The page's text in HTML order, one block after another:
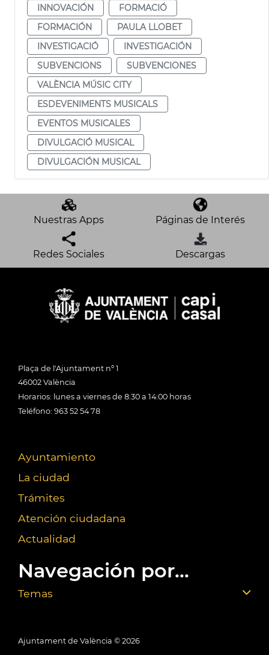
INNOVACIÓN
FORMACIÓ
FORMACIÓN
PAULA LLOBET
INVESTIGACIÓ
INVESTIGACIÓN
SUBVENCIONS
SUBVENCIONES
VALÈNCIA MÚSIC CITY
ESDEVENIMENTS MUSICALS
EVENTOS MUSICALES
DIVULGACIÓ MUSICAL
DIVULGACIÓN MUSICAL
Nuestras Apps Páginas de Interés
Redes Sociales Descargas
Plaça de l'Ajuntament nº 1
46002 València
Horarios: lunes a viernes de 8:30 a 14:00 horas
Teléfono: 963 52 54 78
Ayuntamiento
La ciudad
Trámites
Atención ciudadana
Actualidad
Navegación por...
Temas
Ajuntament de València © 2026